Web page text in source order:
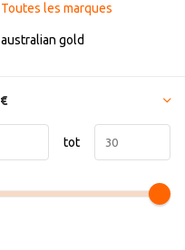
Toutes les marques
australian gold
€
tot